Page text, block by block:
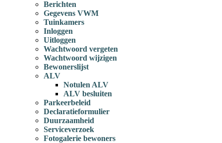
Berichten
Gegevens VWM
Tuinkamers
Inloggen
Uitloggen
Wachtwoord vergeten
Wachtwoord wijzigen
Bewonerslijst
ALV
Notulen ALV
ALV besluiten
Parkeerbeleid
Declaratieformulier
Duurzaamheid
Serviceverzoek
Fotogalerie bewoners